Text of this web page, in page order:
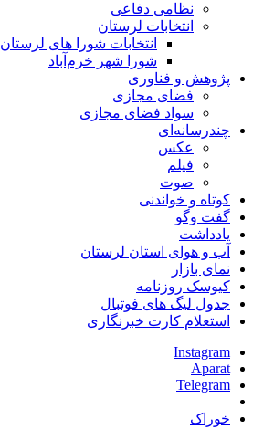
نظامی دفاعی
انتخابات لرستان
انتخابات شورا های لرستان
شورا شهر خرم‌آباد
پژوهش و فناوری
فضای مجازی
سواد فضای مجازی
چندرسانه‌ای
عكس
فیلم
صوت
کوتاه و خواندنی
گفت وگو
یادداشت
آب و هوای استان لرستان
نمای بازار
کیوسک روزنامه
جدول لیگ های فوتبال
استعلام کارت خبرنگاری
Instagram
Aparat
Telegram
خوراک